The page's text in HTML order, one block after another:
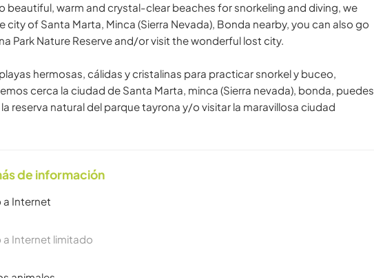
beautiful, warm and crystal-clear beaches for snorkeling and diving, we
city of Santa Marta, Minca (Sierra Nevada), Bonda nearby, you can also go
Park Nature Reserve and/or visit the wonderful lost city.
hermosas, cálidas y cristalinas para practicar snorkel y buceo,
cerca la ciudad de Santa Marta, minca (Sierra nevada), bonda, puedes
reserva natural del parque tayrona y/o visitar la maravillosa ciudad
de información
a Internet
a Internet limitado